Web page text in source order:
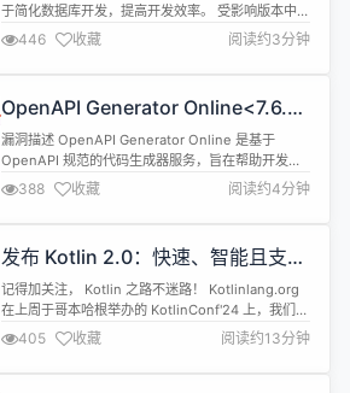
于简化数据库开发，提高开发效率。 受影响版本中，
由于 UpdateWrapper 类未对用户可控的参数进行过
滤导致存在SQL注入漏洞，攻击者可基于布尔盲注窃
取数据库敏感信息。 漏洞名称 MyBatis
入 发现时间 202...
446 收藏 阅读约3分钟
OpenAPI Generator Online<7.6.0
存在路径遍历漏洞
漏洞描述 OpenAPI Generator Online 是基于
OpenAPI 规范的代码生成器服务，旨在帮助开发人
员生成客户端 SDK、服务器端代码、API 文档等。
受影响版本中，由于 Generator 类未对用户可控的
输出目录参数 outputFolder 进行过滤，攻击者可在
意...
388 收藏 阅读约4分钟
发布 Kotlin 2.0：快速、智能且支持
多平台
记得加关注， Kotlin 之路不迷路！ Kotlinlang.org
在上周于哥本哈根举办的 KotlinConf'24 上，我们非
常激动地发布了 Kotlin 2.0，它带有稳定的 K2 编译
器，从根本上支持多平台，能够更好地理解您的代
码，并且编译速度提高了一倍。 Kotlin 最初是一种
405 收藏 阅读约13分钟